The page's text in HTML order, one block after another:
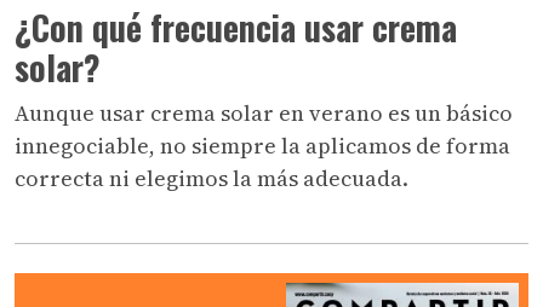
¿Con qué frecuencia usar crema
solar?
Aunque usar crema solar en verano es un básico
innegociable, no siempre la aplicamos de forma
correcta ni elegimos la más adecuada.